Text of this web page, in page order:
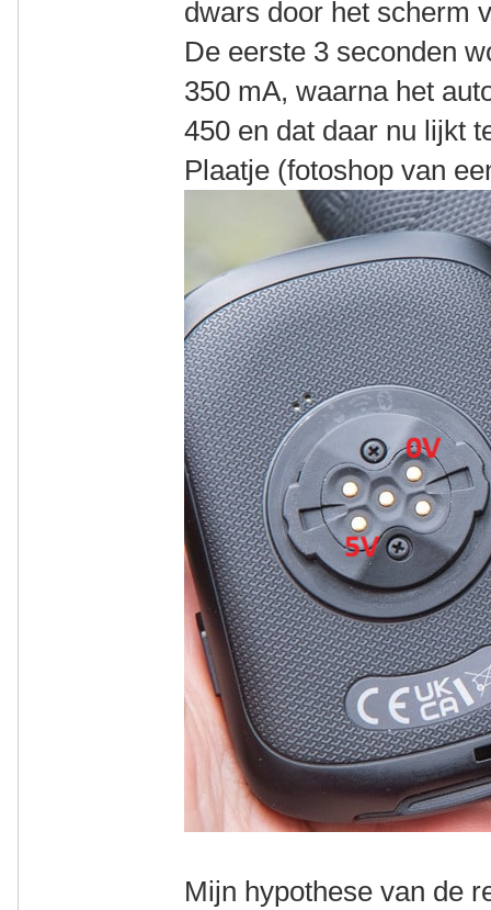
dwars door het scherm
De eerste 3 seconden
350 mA, waarna het
450 en dat daar nu lijkt
Plaatje (fotoshop van
Mijn hypothese van de